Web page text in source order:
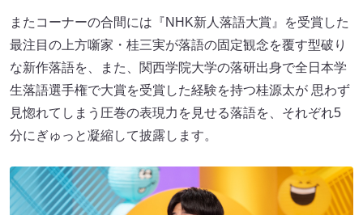
またコーナーの合間には『NHK新人落語大賞』を受賞した
最注目の上方噺家・桂三実が落語の固定観念を覆す型破り
な新作落語を、また、関西学院大学の落研出身で全日本学
生落語選手権で大賞を受賞した経験を持つ桂源太が 思わず
見惚れてしまう圧巻の表現力を見せる落語を、それぞれ5
分にぎゅっと凝縮して披露します。